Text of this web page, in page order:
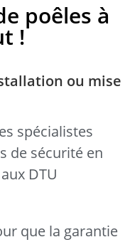
poêles à
!
ou mise
spécialistes
de sécurité en
DTU
que la garantie